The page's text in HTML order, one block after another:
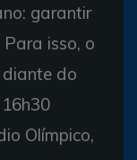
garantir
isso, o
diante do
Olímpico,